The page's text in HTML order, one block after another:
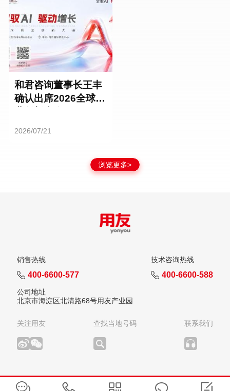
和君咨询董事长王丰
确认出席2026全球商
2026/07/21
浏览更多>
销售热线
400-6600-577
技术咨询热线
400-6600-588
公司地址
北京市海淀区北清路68号用友产业园
关注用友 查找当地号码 联系我们
版权所有：用友网络科技股份有限公司